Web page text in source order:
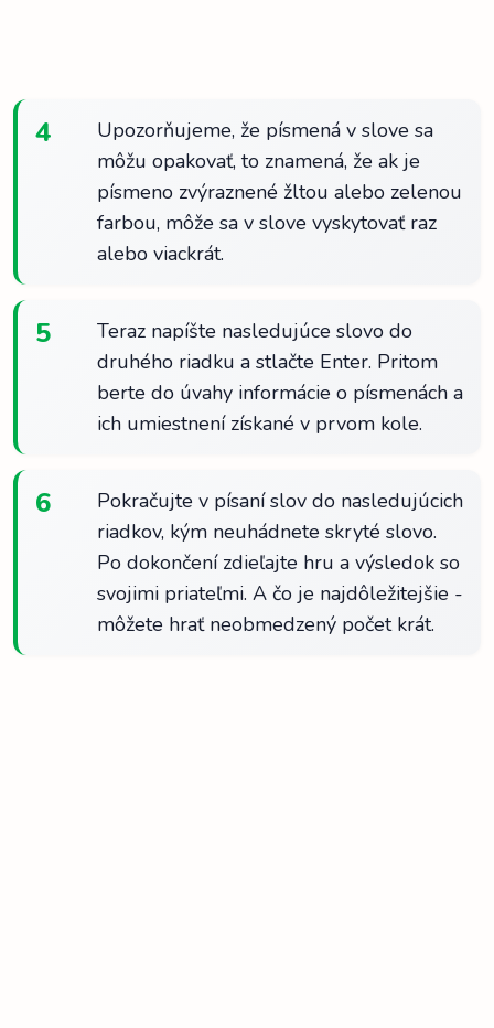
4
Upozorňujeme, že písmená v slove sa
môžu opakovať, to znamená, že ak je
písmeno zvýraznené žltou alebo zelenou
farbou, môže sa v slove vyskytovať raz
alebo viackrát.
5
Teraz napíšte nasledujúce slovo do
druhého riadku a stlačte Enter. Pritom
berte do úvahy informácie o písmenách a
ich umiestnení získané v prvom kole.
6
Pokračujte v písaní slov do nasledujúcich
riadkov, kým neuhádnete skryté slovo.
Po dokončení zdieľajte hru a výsledok so
svojimi priateľmi. A čo je najdôležitejšie -
môžete hrať neobmedzený počet krát.